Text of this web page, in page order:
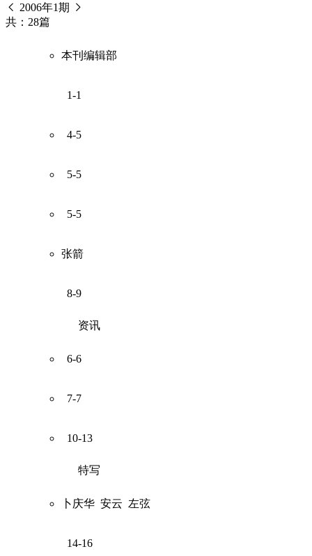
2006年1期
共：28篇
本刊编辑部
1-1
4-5
5-5
5-5
张箭
8-9
资讯
6-6
7-7
10-13
特写
卜庆华 安云 左弦
14-16